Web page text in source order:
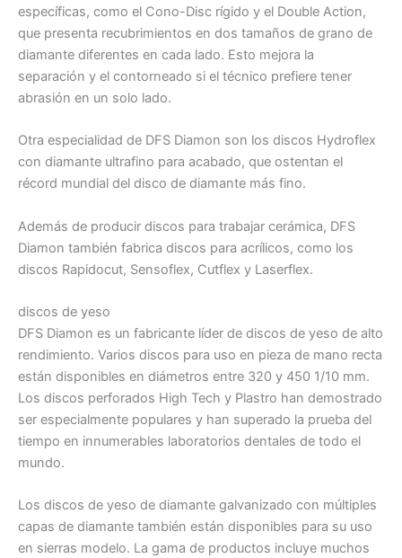
específicas, como el Cono-Disc rígido y el Double Action,
que presenta recubrimientos en dos tamaños de grano de
diamante diferentes en cada lado. Esto mejora la
separación y el contorneado si el técnico prefiere tener
abrasión en un solo lado.
Otra especialidad de DFS Diamon son los discos Hydroflex
con diamante ultrafino para acabado, que ostentan el
récord mundial del disco de diamante más fino.
Además de producir discos para trabajar cerámica, DFS
Diamon también fabrica discos para acrílicos, como los
discos Rapidocut, Sensoflex, Cutflex y Laserflex.
discos de yeso
DFS Diamon es un fabricante líder de discos de yeso de alto
rendimiento. Varios discos para uso en pieza de mano recta
están disponibles en diámetros entre 320 y 450 1/10 mm.
Los discos perforados High Tech y Plastro han demostrado
ser especialmente populares y han superado la prueba del
tiempo en innumerables laboratorios dentales de todo el
mundo.
Los discos de yeso de diamante galvanizado con múltiples
capas de diamante también están disponibles para su uso
en sierras modelo. La gama de productos incluye muchos